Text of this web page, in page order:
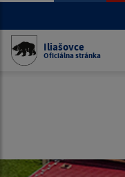
Iliašovce
Oficiálna stránka